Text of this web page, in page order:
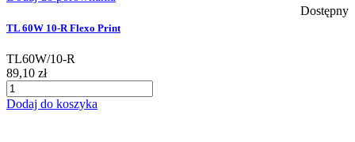
Dostępny
TL 60W 10-R Flexo Print
TL60W/10-R
89,10 zł
Dodaj do koszyka